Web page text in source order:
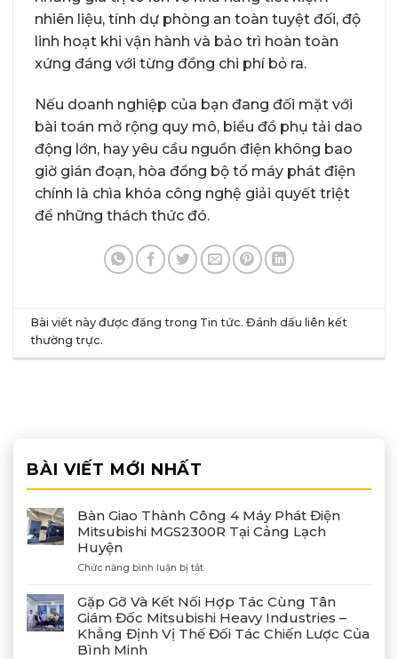
nhiên liệu, tính dự phòng an toàn tuyệt đối, độ
linh hoạt khi vận hành và bảo trì hoàn toàn
xứng đáng với từng đồng chi phí bỏ ra.
Nếu doanh nghiệp của bạn đang đối mặt với
bài toán mở rộng quy mô, biểu đồ phụ tải dao
động lớn, hay yêu cầu nguồn điện không bao
giờ gián đoạn, hòa đồng bộ tổ máy phát điện
chính là chìa khóa công nghệ giải quyết triệt
để những thách thức đó.
Bài viết này được đăng trong Tin tức. Đánh dấu liên kết
thường trực.
BÀI VIẾT MỚI NHẤT
Bàn Giao Thành Công 4 Máy Phát Điện
Mitsubishi MGS2300R Tại Cảng Lạch
Huyện
Chức năng bình luận bị tắtở
Giao
Thành
Công
4
Gặp Gỡ Và Kết Nối Hợp Tác Cùng Tân
Giám Đốc Mitsubishi Heavy Industries –
Khẳng Định Vị Thế Đối Tác Chiến Lược Của
Bình Minh